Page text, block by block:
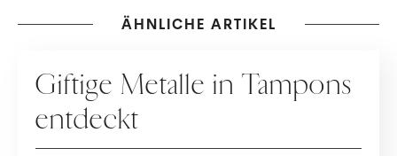
ÄHNLICHE ARTIKEL
Giftige Metalle in Tampons
entdeckt